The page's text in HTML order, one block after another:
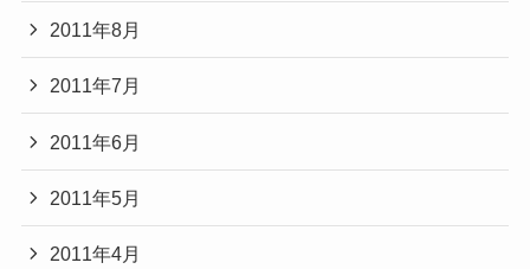
2011年8月
2011年7月
2011年6月
2011年5月
2011年4月